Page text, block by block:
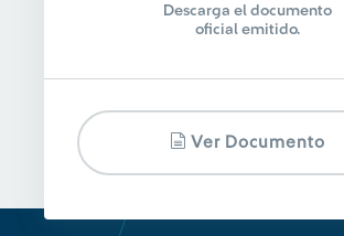
Descarga el documento
oficial emitido.
Ver Documento